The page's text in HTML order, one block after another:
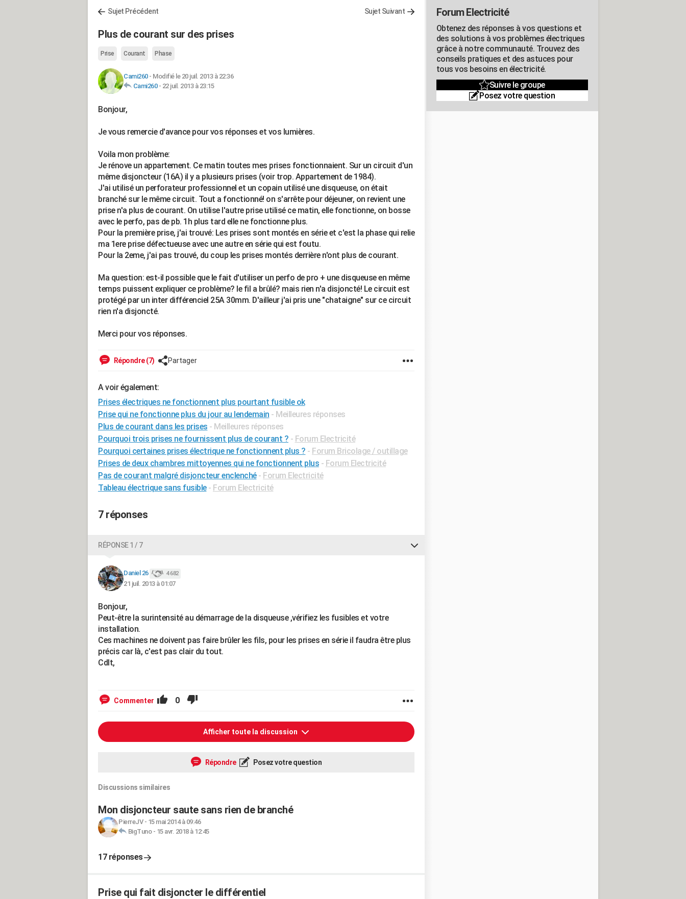
Sujet Précédent Sujet Suivant
Plus de courant sur des prises
Prise Courant Phase
Cami260- Modifié le 20 juil. 2013 à 22:36
Cami260- 22 juil. 2013 à 23:15
Bonjour,
Je vous remercie d'avance pour vos réponses et vos lumières.
Voila mon problème:
Je rénove un appartement. Ce matin toutes mes prises fonctionnaient. Sur un circuit d'un
même disjoncteur (16A) il y a plusieurs prises (voir trop. Appartement de 1984).
J'ai utilisé un perforateur professionnel et un copain utilisé une disqueuse, on était
branché sur le même circuit. Tout a fonctionné! on s'arrête pour déjeuner, on revient une
prise n'a plus de courant. On utilise l'autre prise utilisé ce matin, elle fonctionne, on bosse
avec le perfo, pas de pb. 1h plus tard elle ne fonctionne plus.
Pour la première prise, j'ai trouvé: Les prises sont montés en série et c'est la phase qui relie
ma 1ere prise défectueuse avec une autre en série qui est foutu.
Pour la 2eme, j'ai pas trouvé, du coup les prises montés derrière n'ont plus de courant.
Ma question: est-il possible que le fait d'utiliser un perfo de pro + une disqueuse en même
temps puissent expliquer ce problème? le fil a brûlé? mais rien n'a disjoncté! Le circuit est
protégé par un inter différenciel 25A 30mm. D'ailleur j'ai pris une "chataigne" sur ce circuit
rien n'a disjoncté.
Merci pour vos réponses.
Répondre (7) Partager
A voir également:
Prises électriques ne fonctionnent plus pourtant fusible ok
Prise qui ne fonctionne plus du jour au lendemain - Meilleures réponses
Plus de courant dans les prises - Meilleures réponses
Pourquoi trois prises ne fournissent plus de courant ? - Forum Electricité
Pourquoi certaines prises électrique ne fonctionnent plus ? - Forum Bricolage / outillage
Prises de deux chambres mittoyennes qui ne fonctionnent plus - Forum Electricité
Pas de courant malgré disjoncteur enclenché - Forum Electricité
Tableau électrique sans fusible - Forum Electricité
7 réponses
RÉPONSE 1 / 7
Daniel 26 4 682
21 juil. 2013 à 01:07
Bonjour,
Peut-être la surintensité au démarrage de la disqueuse ,vérifiez les fusibles et votre
installation.
Ces machines ne doivent pas faire brûler les fils, pour les prises en série il faudra être plus
précis car là, c'est pas clair du tout.
Cdlt,
Commenter 0
Afficher toute la discussion
Répondre Posez votre question
Discussions similaires
Mon disjoncteur saute sans rien de branché
PierreJV- 15 mai 2014 à 09:46
BigTuno- 15 avr. 2018 à 12:45
17 réponses
Prise qui fait disjoncter le différentiel
Forum Electricité
Obtenez des réponses à vos questions et
des solutions à vos problèmes électriques
grâce à notre communauté. Trouvez des
conseils pratiques et des astuces pour
tous vos besoins en électricité.
Suivre le groupe
Posez votre question